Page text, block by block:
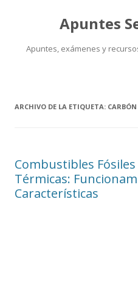
Apuntes
Apuntes, exámenes y
ARCHIVO DE LA ETIQUETA: CARBÓN
Combustibles
Térmicas:
Características